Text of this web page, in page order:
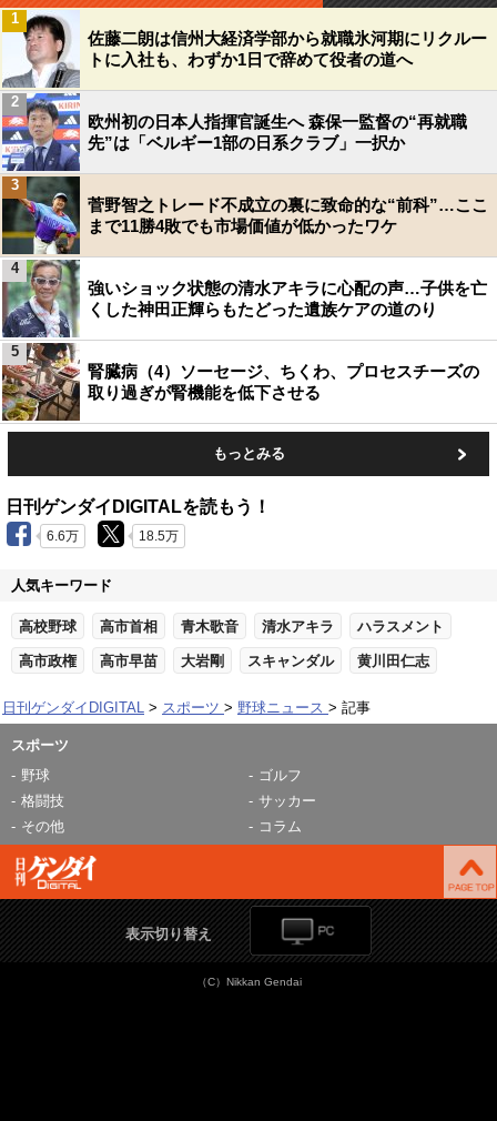
佐藤二朗は信州大経済学部から就職氷河期にリクルー
トに入社も、わずか1日で辞めて役者の道へ
1
欧州初の日本人指揮官誕生へ 森保一監督の“再就職
先”は「ベルギー1部の日系クラブ」一択か
2
菅野智之トレード不成立の裏に致命的な“前科”…ここ
まで11勝4敗でも市場価値が低かったワケ
3
強いショック状態の清水アキラに心配の声…子供を亡
くした神田正輝らもたどった遺族ケアの道のり
4
腎臓病（4）ソーセージ、ちくわ、プロセスチーズの
取り過ぎが腎機能を低下させる
5
もっとみる
日刊ゲンダイDIGITALを読もう！
6.6万 18.5万
人気キーワード
高校野球 高市首相 青木歌音 清水アキラ ハラスメント
高市政権 高市早苗 大岩剛 スキャンダル 黄川田仁志
日刊ゲンダイDIGITAL スポーツ 野球ニュース 記事
スポーツ
野球
ゴルフ
格闘技
サッカー
その他
コラム
表示切り替え
（C）Nikkan Gendai